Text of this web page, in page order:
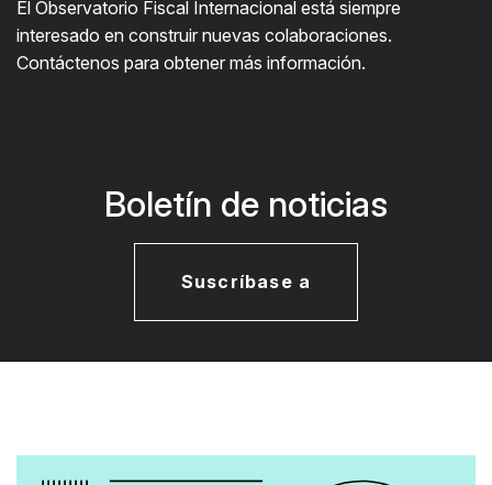
El Observatorio Fiscal Internacional está siempre
interesado en construir nuevas colaboraciones.
Contáctenos para obtener más información.
Boletín de noticias
Suscríbase a